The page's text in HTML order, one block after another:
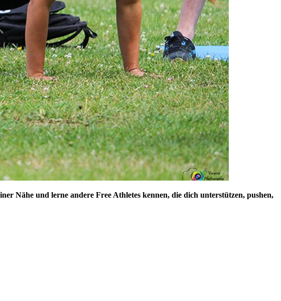
Nähe und lerne andere Free Athletes kennen, die dich unterstützen, pushen,